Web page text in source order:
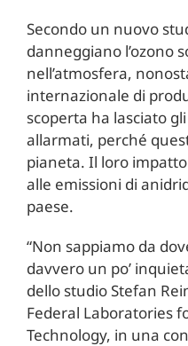
Secondo un nuovo
danneggiano l’ozono
nell’atmosfera,
internazionale di
scoperta ha lasciato
allarmati, perché
pianeta. Il loro
alle emissioni di
paese.
“Non sappiamo da
davvero un po’
dello studio Stefan
Federal Laboratories
Technology, in una